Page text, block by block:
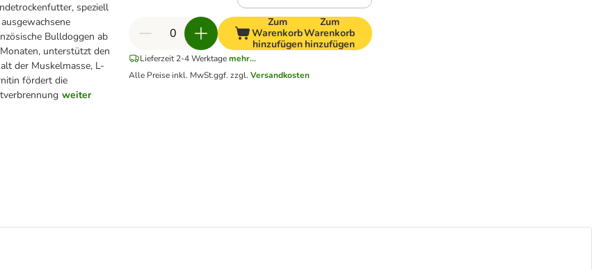
speziell
Bulldoggen ab
unterstützt den
der Muskelmasse, L-
fördert die
weiter
Zum
Warenkorb
hinzufügen
Zum
Warenkorb
hinzufügen
Lieferzeit 2-4 Werktage mehr...
Alle Preise inkl. MwSt.ggf. zzgl.Versandkosten